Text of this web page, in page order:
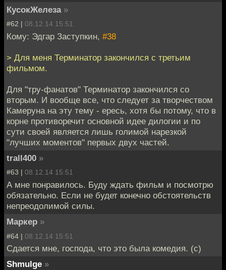
КусокЖелеза »
#62 | 08.12.14 15:51
Кому: Эдгар Заступкин, #38
> Для меня Терминатор закончился с третьим
фильмом.
Для "тру-фанатов" Терминатор закончился со
вторым. И вообще все, что следует за творчеством
Камеруна на эту тему - ересь, хотя бы потому, что в
корне противоречит основной идее дилогии и по
сути своей является лишь голимой нарезкой
"лучших моментов" первых двух частей.
trall400 »
#63 | 08.12.14 15:51
А мне понравилось. Буду ждать фильм и посмотрю
обязательно. Если не будет конечно обстоятельств
непреодолимой силы.
Маркер »
#64 | 08.12.14 15:51
Сдается мне, господа, что это была комедия. (с)
Shmulge »